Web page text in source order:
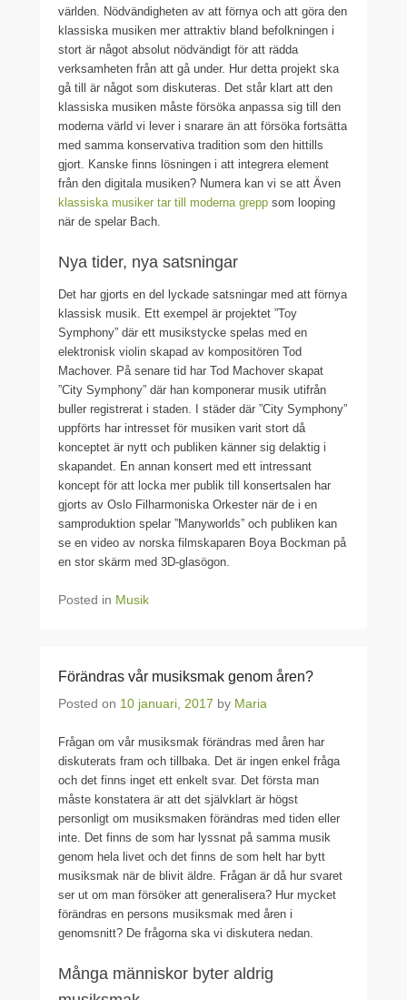
världen. Nödvändigheten av att förnya och att göra den
klassiska musiken mer attraktiv bland befolkningen i
stort är något absolut nödvändigt för att rädda
verksamheten från att gå under. Hur detta projekt ska
gå till är något som diskuteras. Det står klart att den
klassiska musiken måste försöka anpassa sig till den
moderna värld vi lever i snarare än att försöka fortsätta
med samma konservativa tradition som den hittills
gjort. Kanske finns lösningen i att integrera element
från den digitala musiken? Numera kan vi se att Även
klassiska musiker tar till moderna grepp som looping
när de spelar Bach.
Nya tider, nya satsningar
Det har gjorts en del lyckade satsningar med att förnya
klassisk musik. Ett exempel är projektet ”Toy
Symphony” där ett musikstycke spelas med en
elektronisk violin skapad av kompositören Tod
Machover. På senare tid har Tod Machover skapat
”City Symphony” där han komponerar musik utifrån
buller registrerat i staden. I städer där ”City Symphony”
uppförts har intresset för musiken varit stort då
konceptet är nytt och publiken känner sig delaktig i
skapandet. En annan konsert med ett intressant
koncept för att locka mer publik till konsertsalen har
gjorts av Oslo Filharmoniska Orkester när de i en
samproduktion spelar ”Manyworlds” och publiken kan
se en video av norska filmskaparen Boya Bockman på
en stor skärm med 3D-glasögon.
Posted in Musik
Förändras vår musiksmak genom åren?
Posted on 10 januari, 2017 by Maria
Frågan om vår musiksmak förändras med åren har
diskuterats fram och tillbaka. Det är ingen enkel fråga
och det finns inget ett enkelt svar. Det första man
måste konstatera är att det självklart är högst
personligt om musiksmaken förändras med tiden eller
inte. Det finns de som har lyssnat på samma musik
genom hela livet och det finns de som helt har bytt
musiksmak när de blivit äldre. Frågan är då hur svaret
ser ut om man försöker att generalisera? Hur mycket
förändras en persons musiksmak med åren i
genomsnitt? De frågorna ska vi diskutera nedan.
Många människor byter aldrig